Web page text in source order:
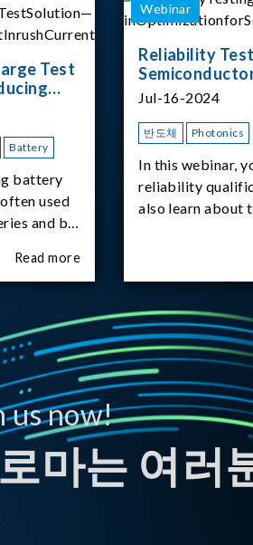
Test
Battery
battery
used
and bi-
the
is
used as
equipment
an
Read more
Webinar
Reliability
Jul-16-2024
반도체 Photonics
In this webinar,
reliability
also learn about
us now!
마는 여러